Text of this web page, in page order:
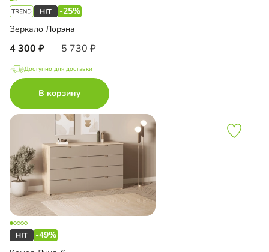
-25%
Зеркало Лорэна
4 300 5 730
Доступно для доставки
В корзину
-49%